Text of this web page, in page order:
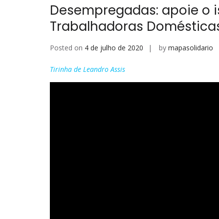
Desempregadas: apoie o
Trabalhadoras
Posted on 4 de julho de 2020 by mapasolidario
Tirinha de Leandro Assis